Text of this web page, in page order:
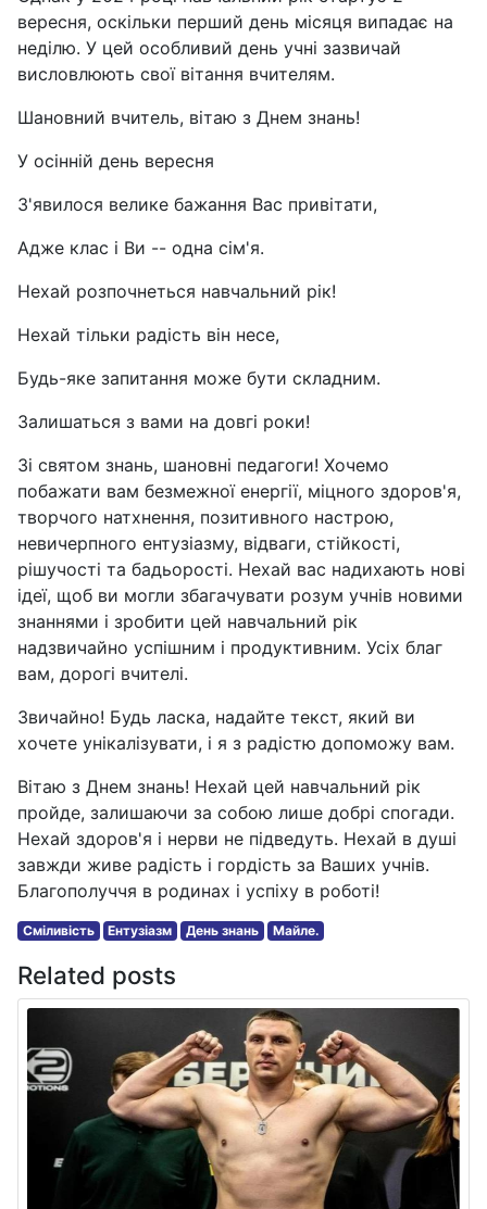
вересня, оскільки перший день місяця випадає на
неділю. У цей особливий день учні зазвичай
висловлюють свої вітання вчителям.
Шановний вчитель, вітаю з Днем знань!
У осінній день вересня
З'явилося велике бажання Вас привітати,
Адже клас і Ви -- одна сім'я.
Нехай розпочнеться навчальний рік!
Нехай тільки радість він несе,
Будь-яке запитання може бути складним.
Залишаться з вами на довгі роки!
Зі святом знань, шановні педагоги! Хочемо
побажати вам безмежної енергії, міцного здоров'я,
творчого натхнення, позитивного настрою,
невичерпного ентузіазму, відваги, стійкості,
рішучості та бадьорості. Нехай вас надихають нові
ідеї, щоб ви могли збагачувати розум учнів новими
знаннями і зробити цей навчальний рік
надзвичайно успішним і продуктивним. Усіх благ
вам, дорогі вчителі.
Звичайно! Будь ласка, надайте текст, який ви
хочете унікалізувати, і я з радістю допоможу вам.
Вітаю з Днем знань! Нехай цей навчальний рік
пройде, залишаючи за собою лише добрі спогади.
Нехай здоров'я і нерви не підведуть. Нехай в душі
завжди живе радість і гордість за Ваших учнів.
Благополуччя в родинах і успіху в роботі!
Сміливість Ентузіазм День знань Майле.
Related posts